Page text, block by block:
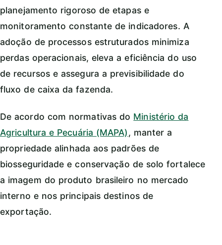
planejamento rigoroso de etapas e
monitoramento constante de indicadores. A
adoção de processos estruturados minimiza
perdas operacionais, eleva a eficiência do uso
de recursos e assegura a previsibilidade do
fluxo de caixa da fazenda.
De acordo com normativas do Ministério da
Agricultura e Pecuária (MAPA), manter a
propriedade alinhada aos padrões de
biosseguridade e conservação de solo fortalece
a imagem do produto brasileiro no mercado
interno e nos principais destinos de
exportação.